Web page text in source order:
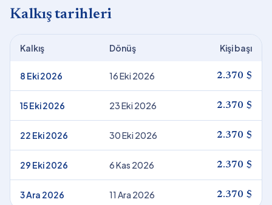
Kalkış tarihleri
Kalkış Dönüş Kişi başı
8 Eki 2026 16 Eki 2026 2.370 $
15 Eki 2026 23 Eki 2026 2.370 $
22 Eki 2026 30 Eki 2026 2.370 $
29 Eki 2026 6 Kas 2026 2.370 $
3 Ara 2026 11 Ara 2026 2.370 $